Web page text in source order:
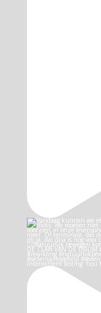
Intermittent fasting: hou